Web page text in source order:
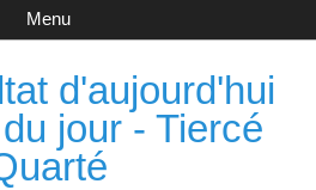
d'aujourd'hui
jour - Tiercé
Menu